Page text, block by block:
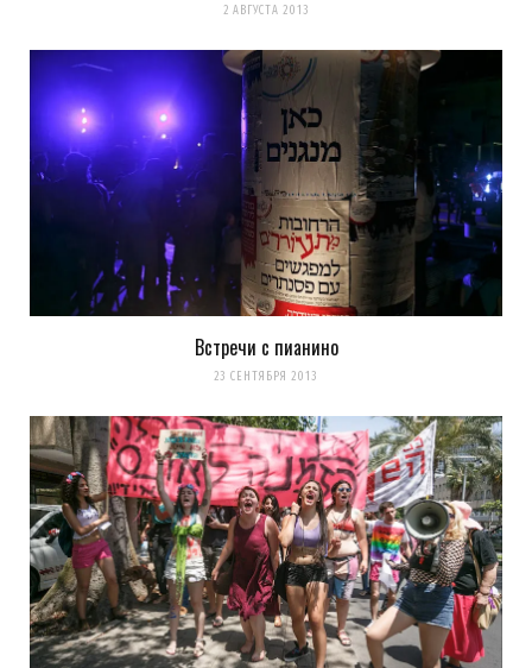
последующих моих комментариев.
Уведомить меня о новых комментариях по email.
Уведомлять меня о новых записях почтой.
Оповещать о новых
комментариях. А можно простоподписаться на комментарии
2 АВГУСТА 2013
Встречи с пианино
23 СЕНТЯБРЯ 2013